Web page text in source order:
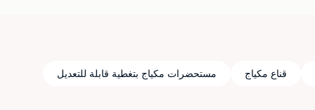
قناع مكياج مستحضرات مكياج بتغطية قابلة للتعديل